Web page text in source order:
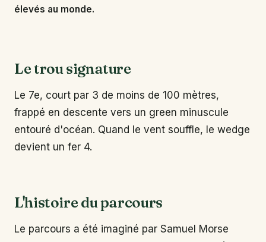
élevés au monde.
Le trou signature
Le 7e, court par 3 de moins de 100 mètres,
frappé en descente vers un green minuscule
entouré d'océan. Quand le vent souffle, le wedge
devient un fer 4.
L'histoire du parcours
Le parcours a été imaginé par Samuel Morse